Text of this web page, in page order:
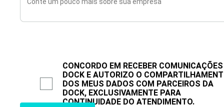
CONCORDO EM RECEBER
DOCK E AUTORIZO O
DOS MEUS DADOS COM PARCEIROS DA
DOCK, EXCLUSIVAMENTE PARA
CONTINUIDADE DO ATENDIMENTO.